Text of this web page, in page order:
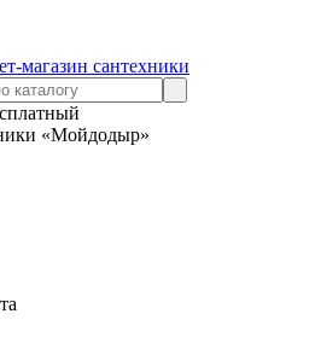
магазин сантехники
«Мойдодыр»